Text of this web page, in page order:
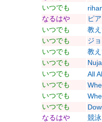
いつでも
なるはや
ピ
いつでも
教
いつでも
ジ
いつでも
教
いつでも
いつでも
All
いつでも
いつでも
いつでも
なるはや
競